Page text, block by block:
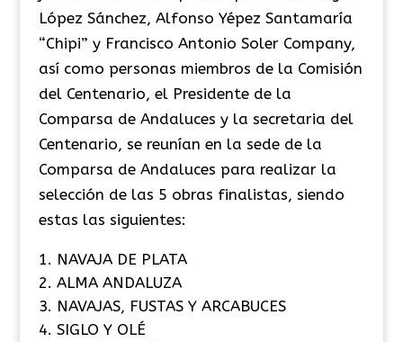
López Sánchez, Alfonso Yépez Santamaría
“Chipi” y Francisco Antonio Soler Company,
así como personas miembros de la Comisión
del Centenario, el Presidente de la
Comparsa de Andaluces y la secretaria del
Centenario, se reunían en la sede de la
Comparsa de Andaluces para realizar la
selección de las 5 obras finalistas, siendo
estas las siguientes:
NAVAJA DE PLATA
ALMA ANDALUZA
NAVAJAS, FUSTAS Y ARCABUCES
SIGLO Y OLÉ